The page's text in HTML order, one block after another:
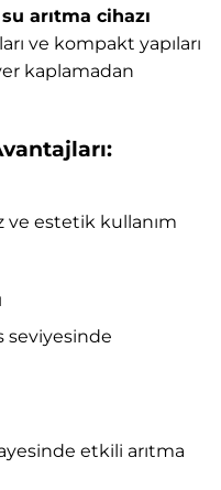
arıtma cihazı
ve kompakt yapıları
kaplamadan
estetik kullanım
seviyesinde
etkili arıtma